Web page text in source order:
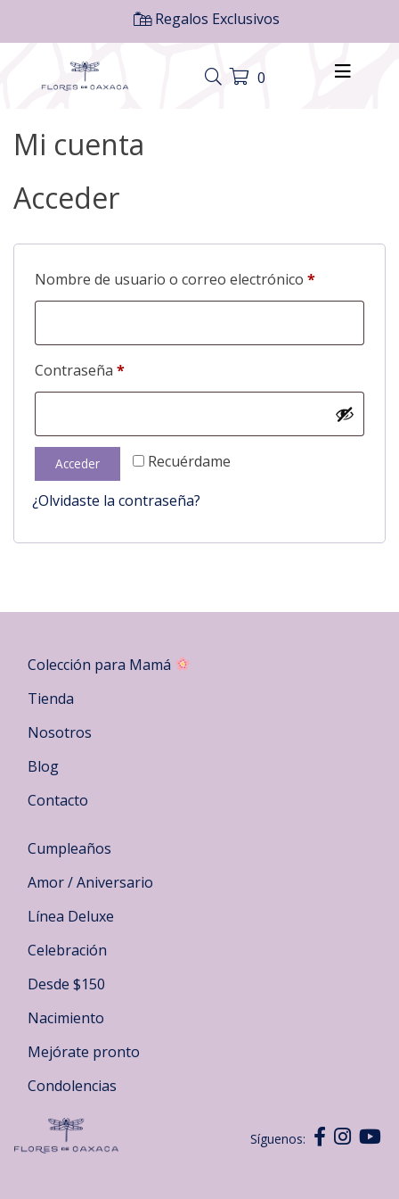
Regalos Exclusivos
0
Mi cuenta
Acceder
Nombre de usuario o correo electrónico *Obligatorio
Contraseña *Obligatorio
Recuérdame
Acceder
¿Olvidaste la contraseña?
Colección para Mamá
Tienda
Nosotros
Blog
Contacto
Cumpleaños
Amor / Aniversario
Línea Deluxe
Celebración
Desde $150
Nacimiento
Mejórate pronto
Condolencias
Síguenos: